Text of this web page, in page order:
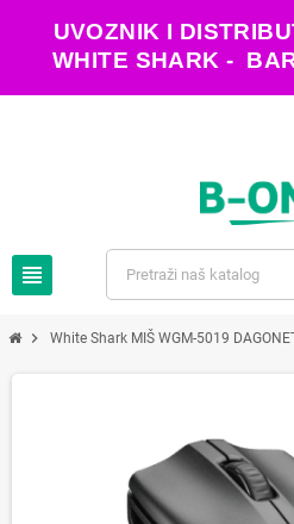
UVOZNIK I
WHITE SHARK -
view_headline
chevron_right White Shark MIŠ WGM-5019